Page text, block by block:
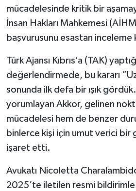
mücadelesinde kritik bir
İnsan Hakları Mahkemesi
başvurusunu esastan inceleme
Türk Ajansı Kıbrıs’a (TAK)
değerlendirmede, bu kararı
sonunda ilk defa bir ışık
yorumlayan Akkor, gelinen
mücadelesi hem de benzer
binlerce kişi için umut verici bir
işaret etti.
Avukatı Nicoletta
2025’te iletilen resmi bildirimle